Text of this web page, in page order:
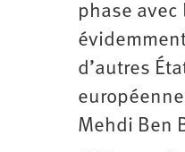
phase avec
d’autres
Mehdi Ben